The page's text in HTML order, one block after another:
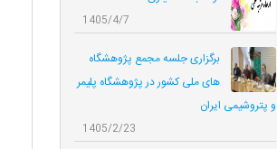
1405/4/7
برگزاری جلسه مجمع پژوهشگاه
های ملی کشور در پژوهشگاه پلیمر
و پتروشیمی ایران
1405/2/23